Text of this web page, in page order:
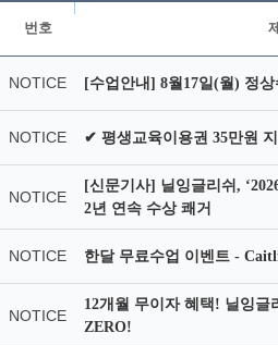
번호
NOTICE [수업안내] 8월17일(월) 정
NOTICE ✔ 평생교육이용권 35만원
NOTICE
[신문기사] 닐잉글리쉬,
2년 연속 수상 쾌거
NOTICE 한달 무료수업 이벤트 -
NOTICE
12개월 무이자 혜택! 닐잉글
ZERO!